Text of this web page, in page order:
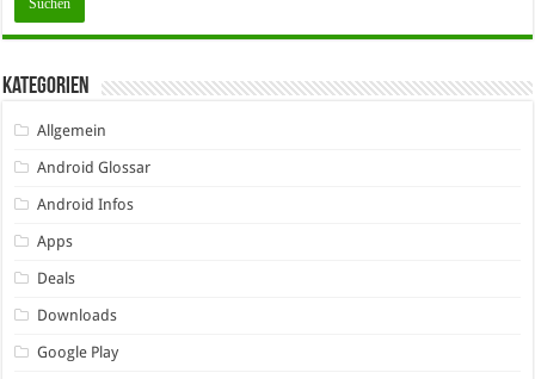
Kategorien
Allgemein
Android Glossar
Android Infos
Apps
Deals
Downloads
Google Play